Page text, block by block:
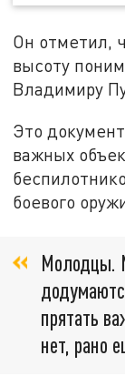
Он отметил,
высоту
Владимиру
Это
важных
боевого
Молодцы.
прятать
нет, рано